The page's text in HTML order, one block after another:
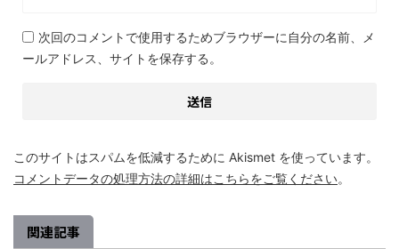
次回のコメントで使用するためブラウザーに自分の名前、メ
ールアドレス、サイトを保存する。
このサイトはスパムを低減するために Akismet を使っています。
コメントデータの処理方法の詳細はこちらをご覧ください。
関連記事